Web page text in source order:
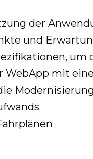
der
und
um
mit